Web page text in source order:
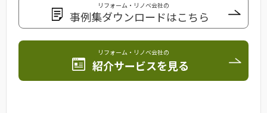
リフォーム・リノベ会社の
事例集ダウンロードはこちら
リフォーム・リノベ会社の
紹介サービスを見る